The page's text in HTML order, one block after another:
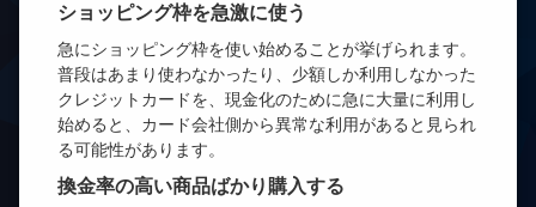
ショッピング枠を急激に使う
急にショッピング枠を使い始めることが挙げられます。
普段はあまり使わなかったり、少額しか利用しなかった
クレジットカードを、現金化のために急に大量に利用し
始めると、カード会社側から異常な利用があると見られ
る可能性があります。
換金率の高い商品ばかり購入する